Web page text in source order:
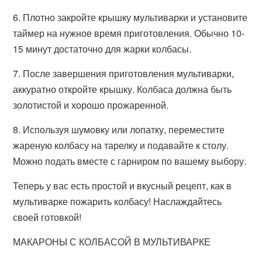
6. Плотно закройте крышку мультиварки и установите
таймер на нужное время приготовления. Обычно 10-
15 минут достаточно для жарки колбасы.
7. После завершения приготовления мультиварки,
аккуратно откройте крышку. Колбаса должна быть
золотистой и хорошо прожаренной.
8. Используя шумовку или лопатку, переместите
жареную колбасу на тарелку и подавайте к столу.
Можно подать вместе с гарниром по вашему выбору.
Теперь у вас есть простой и вкусный рецепт, как в
мультиварке пожарить колбасу! Наслаждайтесь
своей готовкой!
МАКАРОНЫ С КОЛБАСОЙ В МУЛЬТИВАРКЕ